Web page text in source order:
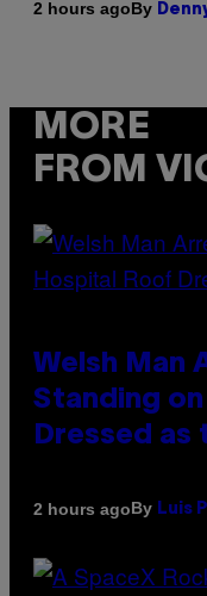
2 hours agoBy
MORE
FROM
Welsh Man
Standing
Dressed as
2 hours agoBy Luis